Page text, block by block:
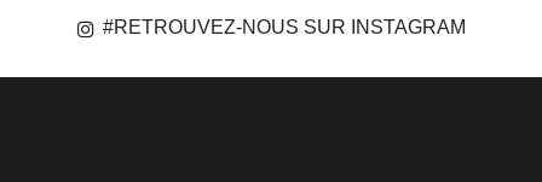
#RETROUVEZ-NOUS SUR INSTAGRAM